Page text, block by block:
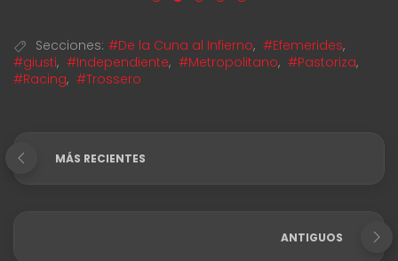
Secciones: #De la Cuna al Infierno, #Efemerides,
#giusti, #Independiente, #Metropolitano, #Pastoriza,
#Racing, #Trossero
MÁS RECIENTES
ANTIGUOS